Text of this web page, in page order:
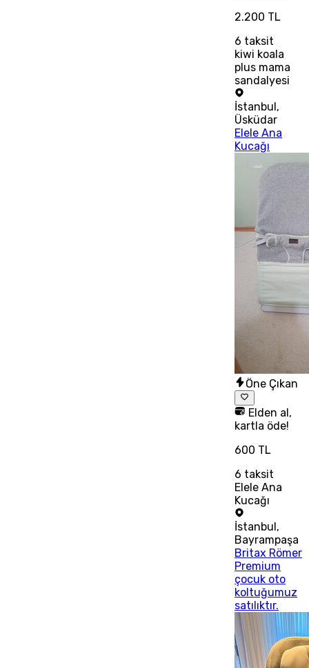
2.200 TL
6 taksit
kiwi koala
plus mama
sandalyesi
İstanbul,
Üsküdar
Elele Ana
Kucağı
Öne Çıkan
Elden al,
kartla öde!
600 TL
6 taksit
Elele Ana
Kucağı
İstanbul ,
Bayrampaşa
Britax Römer
Premium
çocuk oto
koltuğumuz
satılıktır.